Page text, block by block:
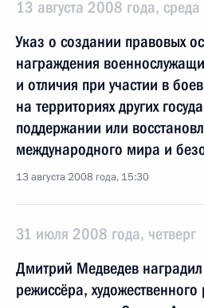
13 августа 2008 года, среда
Указ о создании правовых
награждения
и отличия при участии в
на территориях других
поддержании или
международного мира и
13 августа 2008 года, 15:30
31 июля 2008 года, четверг
Дмитрий Медведев
режиссёра, художественного